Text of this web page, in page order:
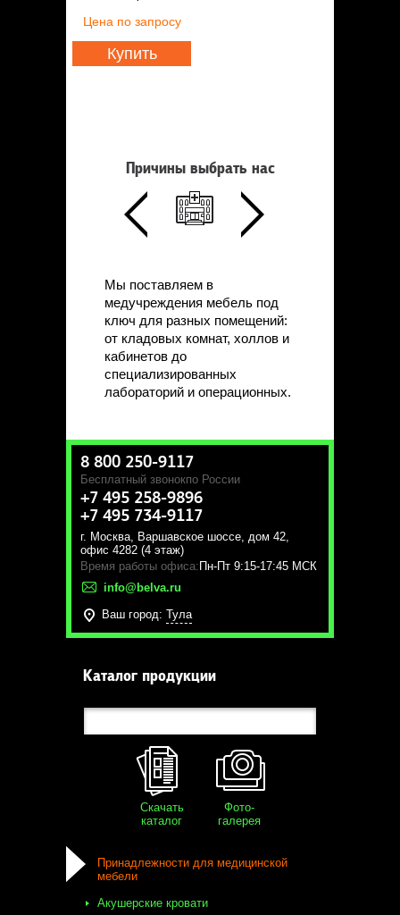
Цена по запросу
Купить
Причины выбрать нас
Мы поставляем в
медучреждения мебель под
ключ для разных помещений:
от кладовых комнат, холлов и
кабинетов до
специализированных
лабораторий и операционных.
8 800 250-9117
Бесплатный звонокпо России
+7 495 258-9896
+7 495 734-9117
г. Москва, Варшавское шоссе, дом 42,
офис 4282 (4 этаж)
Время работы офиса: Пн-Пт 9:15-17:45 МСК
info@belva.ru
Ваш город: Тула
Каталог продукции
Скачать
каталог
Фото-
галерея
Принадлежности для медицинской
мебели
Акушерские кровати